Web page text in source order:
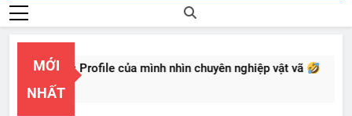
MỚI
NHẤT
Business Profile của mình nhìn chuyên nghiệp vật vã
2026